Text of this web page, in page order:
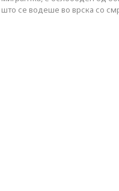
што се водеше во врска со